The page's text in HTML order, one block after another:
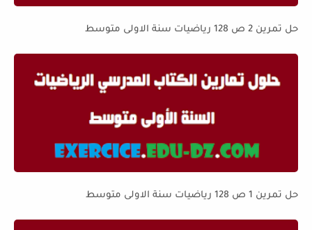
حل تمرين 2 ص 128 رياضيات سنة الاولى متوسط
حل تمرين 1 ص 128 رياضيات سنة الاولى متوسط